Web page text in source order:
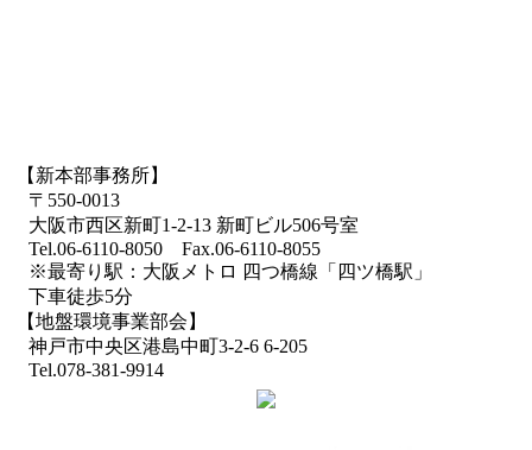
【新本部事務所】
〒550-0013
大阪市西区新町1-2-13 新町ビル506号室
Tel.06-6110-8050 Fax.06-6110-8055
※最寄り駅：大阪メトロ 四つ橋線「四ツ橋駅」
下車徒歩5分
【地盤環境事業部会】
神戸市中央区港島中町3-2-6 6-205
Tel.078-381-9914